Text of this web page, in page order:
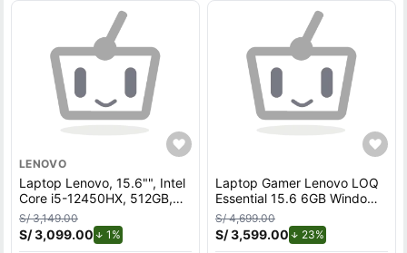
LENOVO
Laptop Lenovo, 15.6"", Intel
Core i5-12450HX, 512GB,
8GB RAM, RTX 3050,
FreeDOS - sin sistema
operativo, teclado español,
S/ 3,149.00
S/ 3,099.00 1%
Laptop Gamer Lenovo LOQ
Essential 15.6 6GB Windows
11 Home Luna Grey
S/ 4,699.00
S/ 3,599.00 23%de descuento.